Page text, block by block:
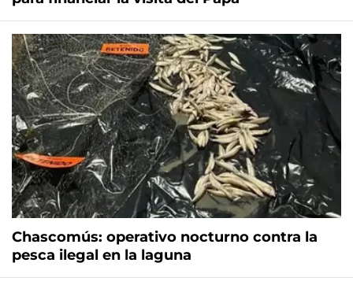
Chascomús: operativo nocturno contra la
pesca ilegal en la laguna